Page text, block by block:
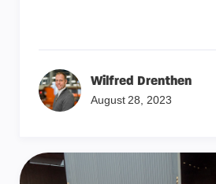
Wilfred Drenthen
August 28, 2023